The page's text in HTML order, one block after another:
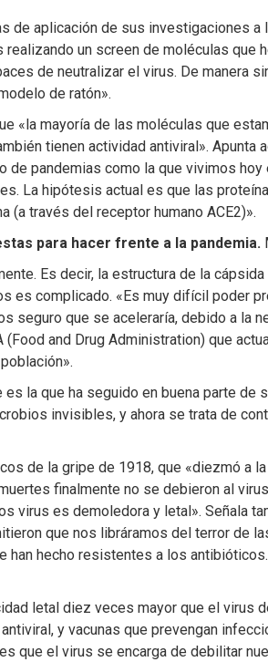
aplicación de sus investigaciones a
un screen de moléculas que
de neutralizar el virus. De manera
de ratón».
«la mayoría de las moléculas que
tienen actividad antiviral». Apunta
pandemias como la que vivimos
La hipótesis actual es que las
(a través del receptor humano ACE2)».
para hacer frente a la pandemia.
Es decir, la estructura de la
es complicado. «Es muy difícil poder
seguro que se aceleraría, debido a la
and Drug Administration) que
la que ha seguido en buena parte de
invisibles, y ahora se trata de
de la gripe de 1918, que «diezmó a
finalmente no se debieron al
virus es demoledora y letal». Señala
que nos libráramos del terror de
hecho resistentes a los
letal diez veces mayor que el virus
y vacunas que prevengan
que el virus se encarga de debilitar